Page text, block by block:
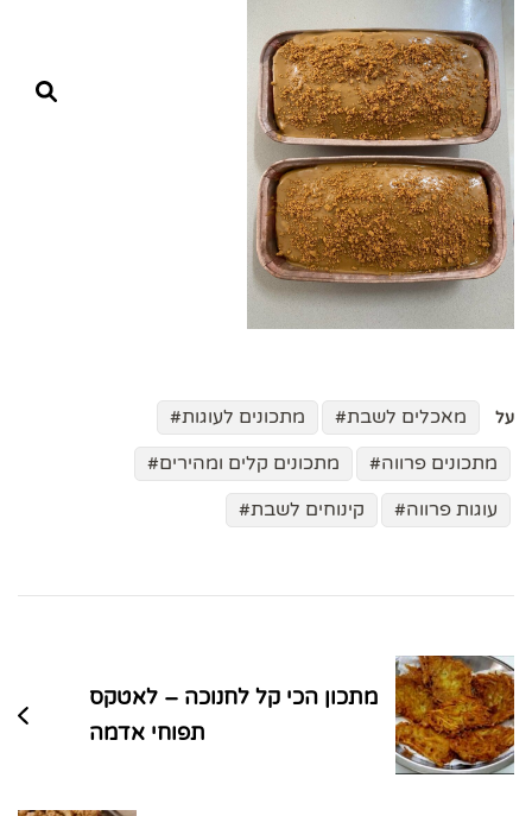
על מאכלים לשבת
מתכונים לעוגות
מתכונים פרווה
מתכונים קלים ומהירים
עוגות פרווה
קינוחים לשבת
בפוסטים
מתכון הכי קל לחנוכה – לאטקס
תפוחי אדמה